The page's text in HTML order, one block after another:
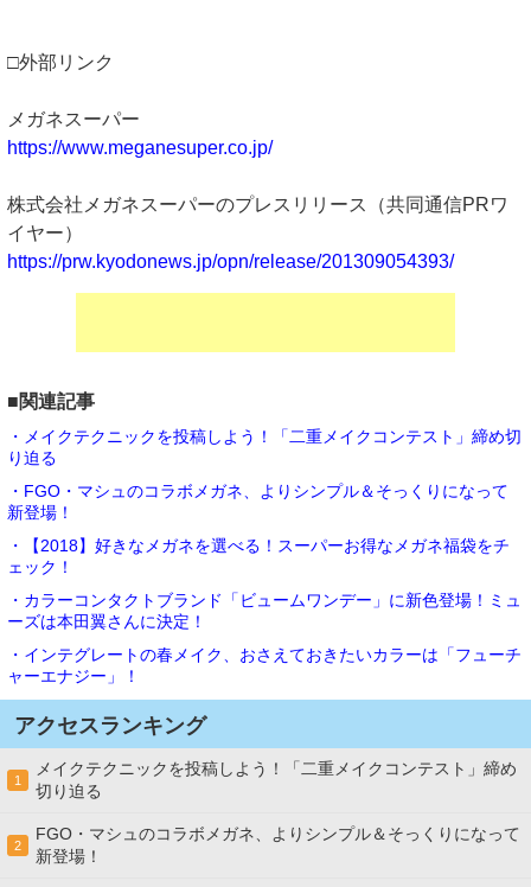
□外部リンク
メガネスーパー
https://www.meganesuper.co.jp/
株式会社メガネスーパーのプレスリリース（共同通信PRワ
イヤー）
https://prw.kyodonews.jp/opn/release/201309054393/
■関連記事
・メイクテクニックを投稿しよう！「二重メイクコンテスト」締め切
り迫る
・FGO・マシュのコラボメガネ、よりシンプル＆そっくりになって
新登場！
・【2018】好きなメガネを選べる！スーパーお得なメガネ福袋をチ
ェック！
・カラーコンタクトブランド「ビュームワンデー」に新色登場！ミュ
ーズは本田翼さんに決定！
・インテグレートの春メイク、おさえておきたいカラーは「フューチ
ャーエナジー」！
アクセスランキング
1
メイクテクニックを投稿しよう！「二重メイクコンテスト」締め
切り迫る
2
FGO・マシュのコラボメガネ、よりシンプル＆そっくりになって
新登場！